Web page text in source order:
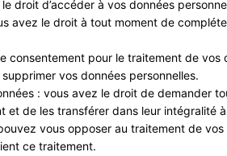
droit d’accéder à vos données
avez le droit à tout moment de
consentement pour le traitement de
vos données personnelles.
: vous avez le droit de demander
et de les transférer dans leur intégralité
vous opposer au traitement de
ce traitement.